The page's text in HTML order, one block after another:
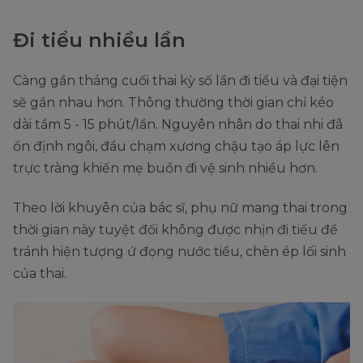
Đi tiểu nhiều lần
Càng gần tháng cuối thai kỳ số lần đi tiểu và đại tiện
sẽ gần nhau hơn. Thông thường thời gian chỉ kéo
dài tầm 5 - 15 phút/lần. Nguyên nhân do thai nhi đã
ổn định ngôi, đầu chạm xương chậu tạo áp lực lên
trực tràng khiến mẹ buồn đi vệ sinh nhiều hơn.
Theo lời khuyên của bác sĩ, phụ nữ mang thai trong
thời gian này tuyệt đối không được nhịn đi tiểu để
tránh hiện tượng ứ đọng nước tiểu, chèn ép lối sinh
của thai.